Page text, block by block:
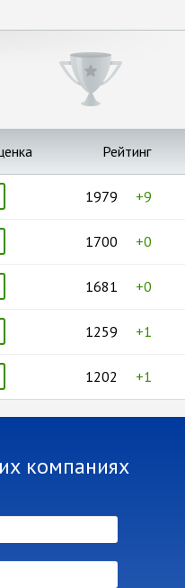
Рейтинг
1979 +9
1700 +0
1681 +0
1259 +1
1202 +1
компаниях